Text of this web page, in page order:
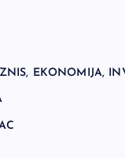
EKONOMIJA,